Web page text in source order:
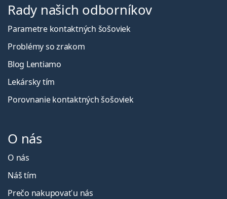
Rady našich odborníkov
Parametre kontaktných šošoviek
Problémy so zrakom
Blog Lentiamo
Lekársky tím
Porovnanie kontaktných šošoviek
O nás
O nás
Náš tím
Prečo nakupovať u nás